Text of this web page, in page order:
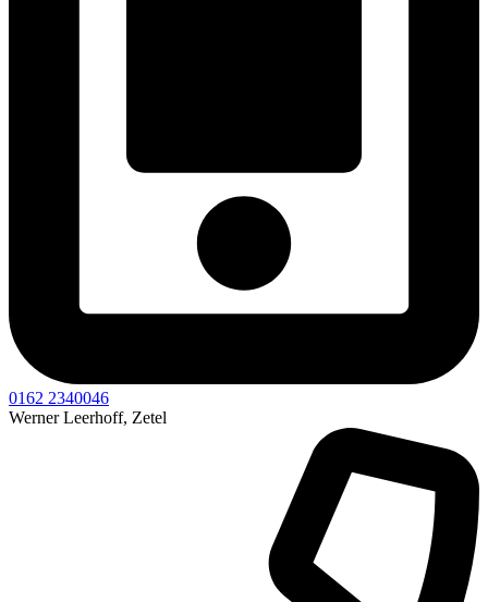
0162 2340046
Werner Leerhoff, Zetel